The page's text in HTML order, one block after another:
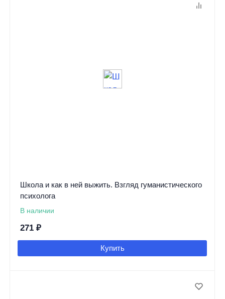
Школа и как в ней выжить. Взгляд гуманистического
психолога
В наличии
271 ₽
Купить